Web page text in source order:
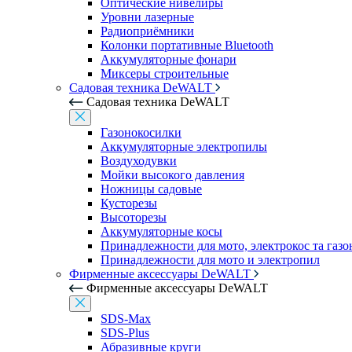
Оптические нивелиры
Уровни лазерные
Радиоприёмники
Колонки портативные Bluetooth
Аккумуляторные фонари
Миксеры строительные
Садовая техника DeWALT
Садовая техника DeWALT
Газонокосилки
Аккумуляторные электропилы
Воздуходувки
Мойки высокого давления
Ножницы садовые
Кусторезы
Высоторезы
Аккумуляторные косы
Принадлежности для мото, электрокос та
Принадлежности для мото и электропил
Фирменные аксессуары DeWALT
Фирменные аксессуары DeWALT
SDS-Max
SDS-Plus
Абразивные круги